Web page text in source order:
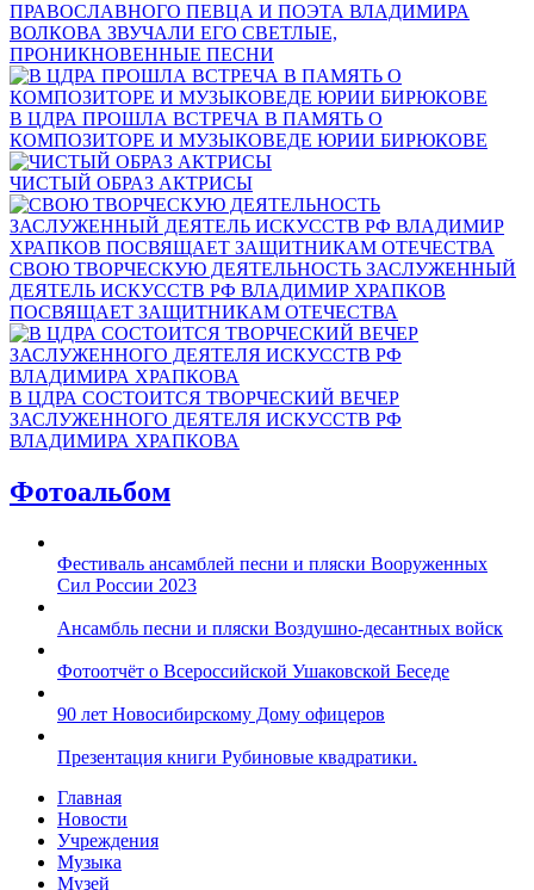
ПРАВОСЛАВНОГО ПЕВЦА И ПОЭТА ВЛАДИМИРА
ВОЛКОВА ЗВУЧАЛИ ЕГО СВЕТЛЫЕ,
ПРОНИКНОВЕННЫЕ ПЕСНИ
В ЦДРА ПРОШЛА ВСТРЕЧА В ПАМЯТЬ О
КОМПОЗИТОРЕ И МУЗЫКОВЕДЕ ЮРИИ БИРЮКОВЕ
ЧИСТЫЙ ОБРАЗ АКТРИСЫ
СВОЮ ТВОРЧЕСКУЮ ДЕЯТЕЛЬНОСТЬ ЗАСЛУЖЕННЫЙ
ДЕЯТЕЛЬ ИСКУССТВ РФ ВЛАДИМИР ХРАПКОВ
ПОСВЯЩАЕТ ЗАЩИТНИКАМ ОТЕЧЕСТВА
В ЦДРА СОСТОИТСЯ ТВОРЧЕСКИЙ ВЕЧЕР
ЗАСЛУЖЕННОГО ДЕЯТЕЛЯ ИСКУССТВ РФ
ВЛАДИМИРА ХРАПКОВА
Фотоальбом
Фестиваль ансамблей песни и пляски Вооруженных
Сил России 2023
Ансамбль песни и пляски Воздушно-десантных войск
Фотоотчёт о Всероссийской Ушаковской Беседе
90 лет Новосибирскому Дому офицеров
Презентация книги Рубиновые квадратики.
Главная
Новости
Учреждения
Музыка
Музей